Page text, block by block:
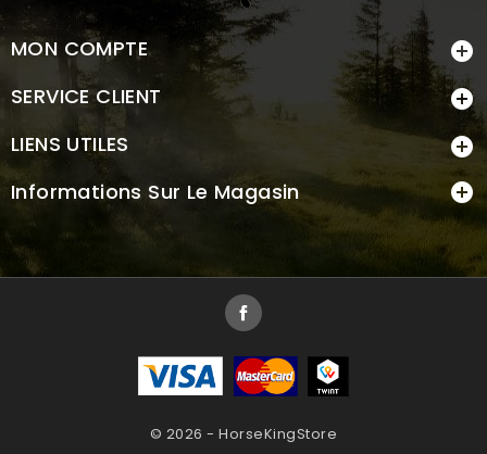
MON COMPTE 
SERVICE CLIENT 
LIENS UTILES 
Informations Sur Le Magasin 
© 2026 - HorseKingStore